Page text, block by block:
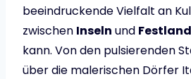
beeindruckende Vielfalt an
zwischen Inseln und Festland
kann. Von den pulsierenden
über die malerischen Dörfer